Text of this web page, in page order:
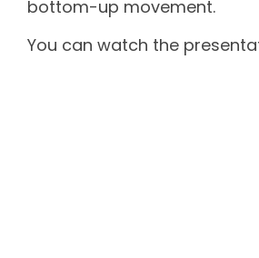
bottom-up movement.
You can watch the